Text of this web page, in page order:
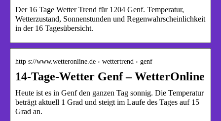
Der 16 Tage Wetter Trend für 1204 Genf. Temperatur,
Wetterzustand, Sonnenstunden und Regenwahrscheinlichkeit
in der 16 Tagesübersicht.
http s://www.wetteronline.de › wettertrend › genf
14-Tage-Wetter Genf – WetterOnline
Heute ist es in Genf den ganzen Tag sonnig. Die Temperatur
beträgt aktuell 1 Grad und steigt im Laufe des Tages auf 15
Grad an.